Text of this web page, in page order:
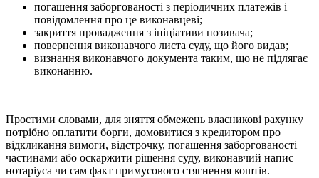
погашення заборгованості з періодичних платежів і
повідомлення про це виконавцеві;
закриття провадження з ініціативи позивача;
повернення виконавчого листа суду, що його видав;
визнання виконавчого документа таким, що не підлягає
виконанню.
Простими словами, для зняття обмежень власникові рахунку
потрібно оплатити борги, домовитися з кредитором про
відкликання вимоги, відстрочку, погашення заборгованості
частинами або оскаржити рішення суду, виконавчий напис
нотаріуса чи сам факт примусового стягнення коштів.